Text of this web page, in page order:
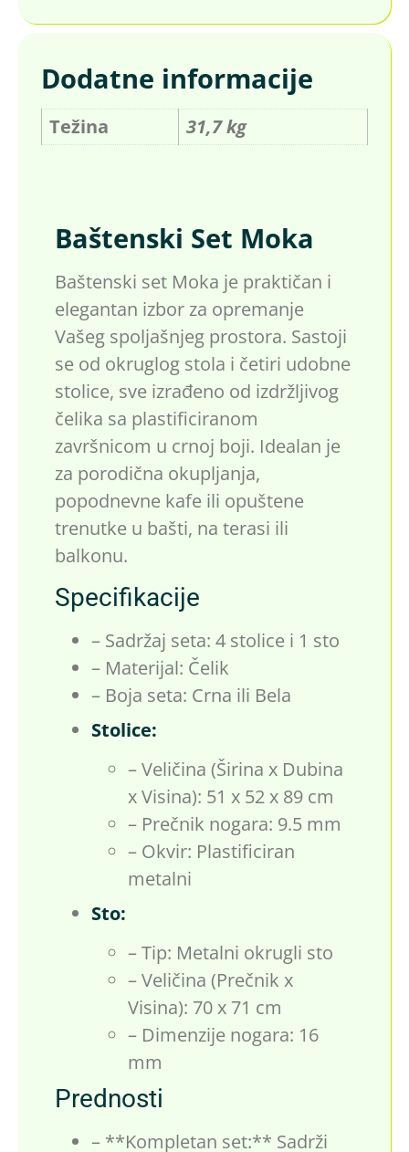
Dodatne informacije
Težina 31,7 kg
Baštenski Set Moka
Baštenski set Moka je praktičan i
elegantan izbor za opremanje
Vašeg spoljašnjeg prostora. Sastoji
se od okruglog stola i četiri udobne
stolice, sve izrađeno od izdržljivog
čelika sa plastificiranom
završnicom u crnoj boji. Idealan je
za porodična okupljanja,
popodnevne kafe ili opuštene
trenutke u bašti, na terasi ili
balkonu.
Specifikacije
– Sadržaj seta: 4 stolice i 1 sto
– Materijal: Čelik
– Boja seta: Crna ili Bela
Stolice:
– Veličina (Širina x Dubina
x Visina): 51 x 52 x 89 cm
– Prečnik nogara: 9.5 mm
– Okvir: Plastificiran
metalni
Sto:
– Tip: Metalni okrugli sto
– Veličina (Prečnik x
Visina): 70 x 71 cm
– Dimenzije nogara: 16
mm
Prednosti
– **Kompletan set:** Sadrži